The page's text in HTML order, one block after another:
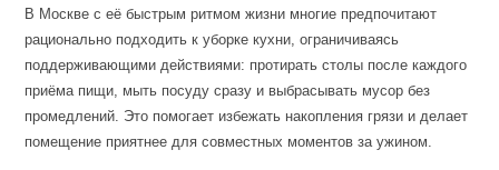
В Москве с её быстрым ритмом жизни многие предпочитают
рационально подходить к уборке кухни, ограничиваясь
поддерживающими действиями: протирать столы после каждого
приёма пищи, мыть посуду сразу и выбрасывать мусор без
промедлений. Это помогает избежать накопления грязи и делает
помещение приятнее для совместных моментов за ужином.